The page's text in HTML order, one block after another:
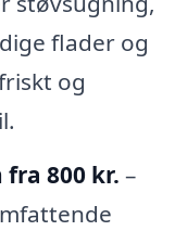
flader og
og
800 kr. –